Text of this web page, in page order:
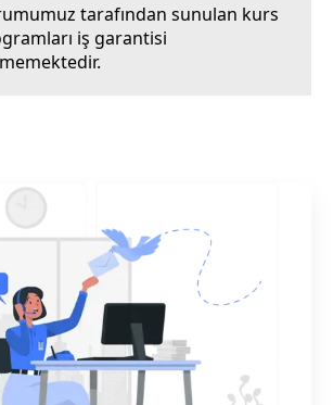
tarafından sunulan kurs
iş garantisi